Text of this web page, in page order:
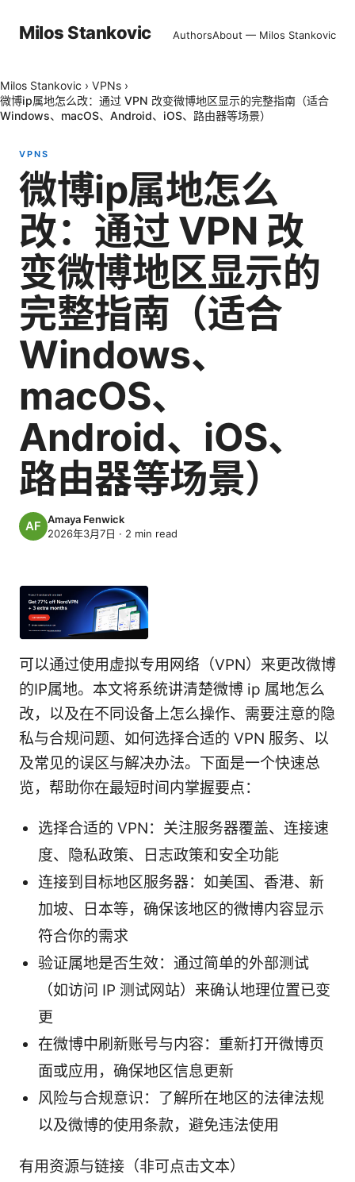
Milos Stankovic AuthorsAbout — Milos Stankovic
Milos Stankovic › VPNs ›
微博ip属地怎么改：通过 VPN 改变微博地区显示的完整指南（适合
Windows、macOS、Android、iOS、路由器等场景）
VPNS
微博ip属地怎么
改：通过 VPN 改
变微博地区显示的
完整指南（适合
Windows、
macOS、
Android、iOS、
路由器等场景）
Amaya Fenwick
2026年3月7日 · 2 min read
可以通过使用虚拟专用网络（VPN）来更改微博
的IP属地。本文将系统讲清楚微博 ip 属地怎么
改，以及在不同设备上怎么操作、需要注意的隐
私与合规问题、如何选择合适的 VPN 服务、以
及常见的误区与解决办法。下面是一个快速总
览，帮助你在最短时间内掌握要点：
选择合适的 VPN：关注服务器覆盖、连接速
度、隐私政策、日志政策和安全功能
连接到目标地区服务器：如美国、香港、新
加坡、日本等，确保该地区的微博内容显示
符合你的需求
验证属地是否生效：通过简单的外部测试
（如访问 IP 测试网站）来确认地理位置已变
更
在微博中刷新账号与内容：重新打开微博页
面或应用，确保地区信息更新
风险与合规意识：了解所在地区的法律法规
以及微博的使用条款，避免违法使用
有用资源与链接（非可点击文本）